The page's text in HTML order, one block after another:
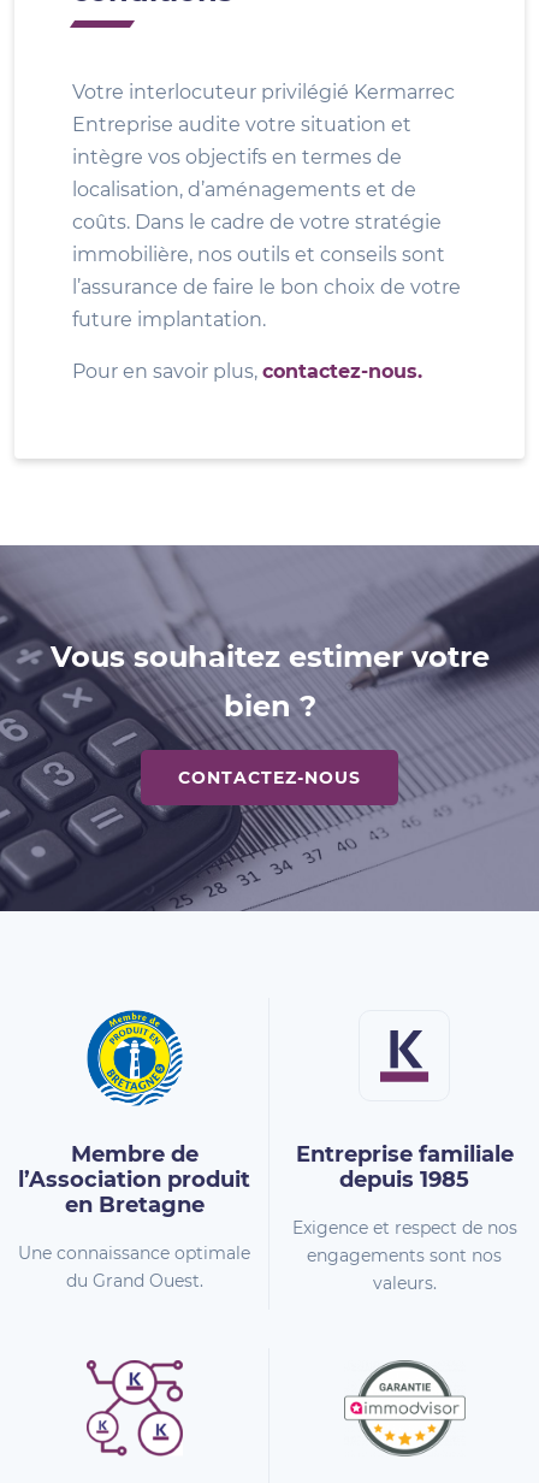
Votre interlocuteur privilégié Kermarrec
Entreprise audite votre situation et
intègre vos objectifs en termes de
localisation, d’aménagements et de
coûts. Dans le cadre de votre stratégie
immobilière, nos outils et conseils sont
l’assurance de faire le bon choix de votre
future implantation.
Pour en savoir plus, contactez-nous.
Vous souhaitez estimer votre
bien ?
CONTACTEZ-NOUS
Membre de
l’Association produit
en Bretagne
Une connaissance optimale
du Grand Ouest.
Entreprise familiale
depuis 1985
Exigence et respect de nos
engagements sont nos
valeurs.